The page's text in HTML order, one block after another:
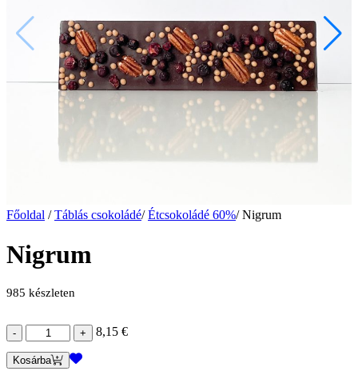
Főoldal / Táblás csokoládé/ Étcsokoládé 60%/ Nigrum
Nigrum
985 készleten
Nigrum
mennyiség
8,15€
Kosárba